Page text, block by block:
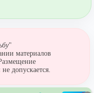
"
материалов
допускается.